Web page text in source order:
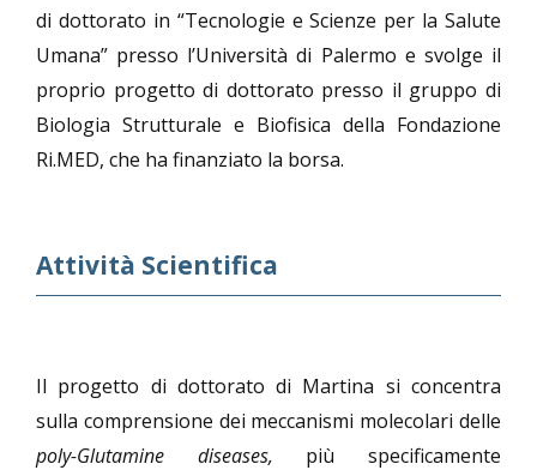
di dottorato in “Tecnologie e Scienze per la Salute
Umana” presso l’Università di Palermo e svolge il
proprio progetto di dottorato presso il gruppo di
Biologia Strutturale e Biofisica della Fondazione
Ri.MED, che ha finanziato la borsa.
Attività Scientifica
Il progetto di dottorato di Martina si concentra
sulla comprensione dei meccanismi molecolari delle
poly-Glutamine diseases, più specificamente